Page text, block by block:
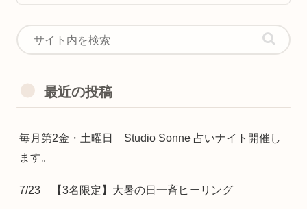
最近の投稿
毎月第2金・土曜日 Studio Sonne 占いナイト開催し
ます。
7/23 【3名限定】大暑の日一斉ヒーリング